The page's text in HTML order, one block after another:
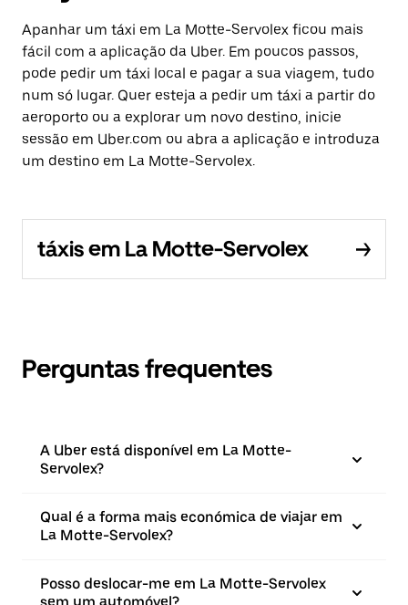
Apanhar um táxi em La Motte-Servolex ficou mais
fácil com a aplicação da Uber. Em poucos passos,
pode pedir um táxi local e pagar a sua viagem, tudo
num só lugar. Quer esteja a pedir um táxi a partir do
aeroporto ou a explorar um novo destino, inicie
sessão em Uber.com ou abra a aplicação e introduza
um destino em La Motte-Servolex.
táxis em La Motte-Servolex
Perguntas frequentes
A Uber está disponível em La Motte-
Servolex?
Qual é a forma mais económica de viajar em
La Motte-Servolex?
Posso deslocar-me em La Motte-Servolex